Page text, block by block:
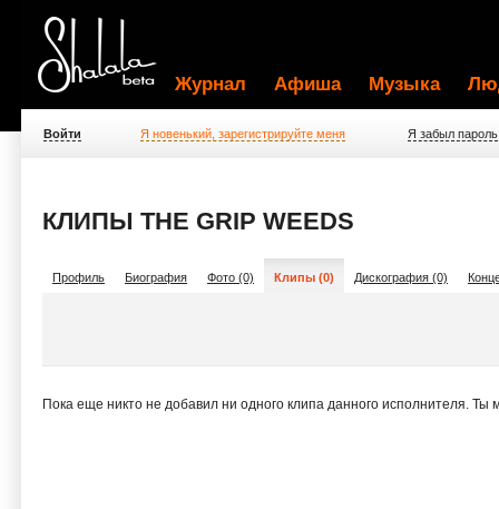
Журнал Афиша Музыка
Войти Я новенький, зарегистрируйте меня Я забыл пароль
КЛИПЫ THE GRIP WEEDS
Профиль Биография Фото (0) Клипы (0) Дискография (0)
Пока еще никто не добавил ни одного клипа данного исполнителя.